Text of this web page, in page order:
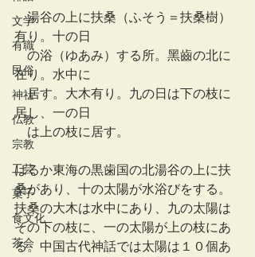
文学
有職
民俗
神社
仏教
宗教
工芸
菓子
食文化
茶会
湯谷の上に扶桑（ふそう＝扶桑樹）
有り。十の日
の浴（ゆあみ）する所。黑齒の北に
在り。水中に
居す。大木有り。九の日は下の枝に
居し、一の日
は上の枝に居す。
はるか東海の黒歯国の北湯谷の上に扶
桑があり、十の太陽が水浴びをする。
扶桑の大木は水中にあり、九の太陽は
その下の枝に、一の太陽が上の枝にあ
る。中国古代神話では太陽は１０個あ